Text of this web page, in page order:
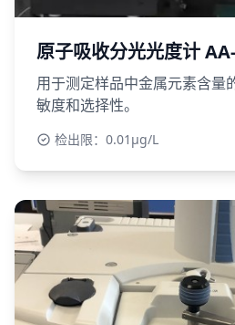
原子吸收分光光度计
用于测定样品中金属元素含量
敏度和选择性。
检出限：0.01μg/L